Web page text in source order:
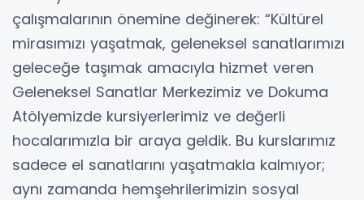
çalışmalarının önemine değinerek: “Kültürel
mirasımızı yaşatmak, geleneksel sanatlarımızı
geleceğe taşımak amacıyla hizmet veren
Geleneksel Sanatlar Merkezimiz ve Dokuma
Atölyemizde kursiyerlerimiz ve değerli
hocalarımızla bir araya geldik. Bu kurslarımız
sadece el sanatlarını yaşatmakla kalmıyor;
aynı zamanda hemşehrilerimizin sosyal